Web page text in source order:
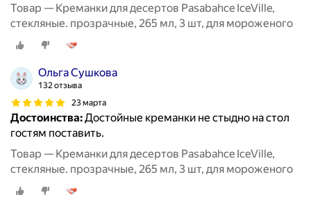
Товар — Креманки для десертов Pasabahce IceVille,
стекляные. прозрачные, 265 мл, 3 шт, для мороженого
Ольга Сушкова
132 отзыва
23 марта
Достоинства:Достойные креманки не стыдно на стол
гостям поставить.
Товар — Креманки для десертов Pasabahce IceVille,
стекляные. прозрачные, 265 мл, 3 шт, для мороженого